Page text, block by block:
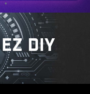
DIY